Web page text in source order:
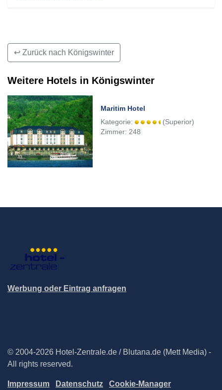
↩ Zurück nach Königswinter
Weitere Hotels in Königswinter
Maritim Hotel
Kategorie:
(Superior)
Zimmer: 248
Werbung oder Eintrag anfragen
© 2004-2026 Hotel-Zentrale.de / Blutana.de (Mett Media) -
All rights reserved.
Impressum Datenschutz Cookie-Manager